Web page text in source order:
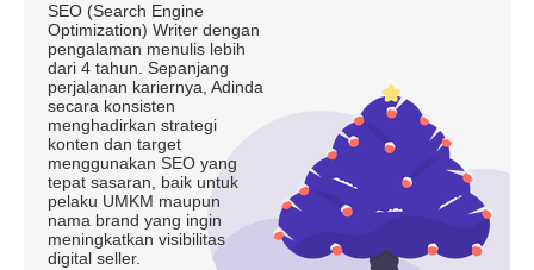
SEO (Search Engine
Optimization) Writer dengan
pengalaman menulis lebih
dari 4 tahun. Sepanjang
perjalanan kariernya, Adinda
secara konsisten
menghadirkan strategi
konten dan target
menggunakan SEO yang
tepat sasaran, baik untuk
pelaku UMKM maupun
nama brand yang ingin
meningkatkan visibilitas
digital seller.